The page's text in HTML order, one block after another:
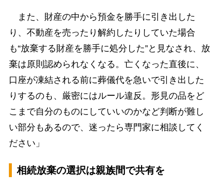
また、財産の中から預金を勝手に引き出した
り、不動産を売ったり解約したりしていた場合
も“放棄する財産を勝手に処分した”と見なされ、放
棄は原則認められなくなる。亡くなった直後に、
口座が凍結される前に葬儀代を急いで引き出した
りするのも、厳密にはルール違反。形見の品をど
こまで自分のものにしていいのかなど判断が難し
い部分もあるので、迷ったら専門家に相談してく
ださい」
相続放棄の選択は親族間で共有を